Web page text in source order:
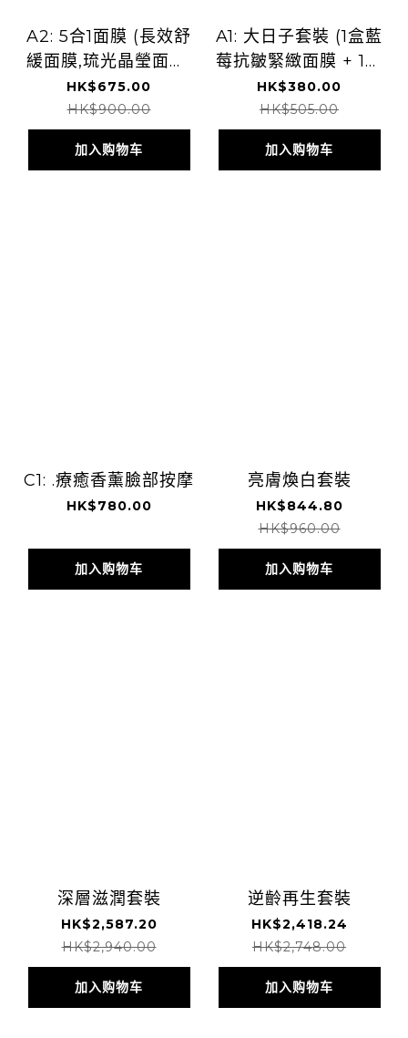
A2: 5合1面膜 (長效舒
緩面膜,琉光晶瑩面膜,
深層補水面膜,煥采亮
肌面膜, 多重肽緊緻面
膜 (各一片)
HK$675.00
HK$900.00
加入购物车
A1: 大日子套裝 (1盒藍
莓抗皺緊緻面膜 + 1片
蠶絲亮白保濕面膜)
HK$380.00
HK$505.00
加入购物车
C1: .療癒香薰臉部按摩
HK$780.00
加入购物车
亮膚煥白套裝
HK$844.80
HK$960.00
加入购物车
深層滋潤套裝
HK$2,587.20
HK$2,940.00
加入购物车
逆齡再生套裝
HK$2,418.24
HK$2,748.00
加入购物车